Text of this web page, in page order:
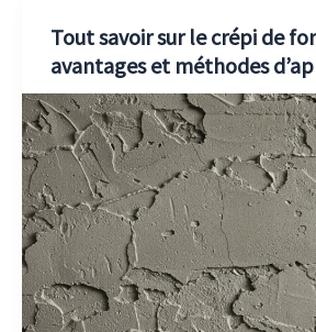
Tout savoir sur le crépi de
avantages et méthodes